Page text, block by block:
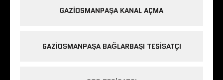
GAZIOSMANPAŞA KANAL AÇMA
GAZIOSMANPAŞA BAĞLARBAŞI TESISATÇI